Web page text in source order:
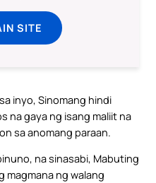
SITE
inyo, Sinomang hindi
na gaya ng isang maliit na
sa anomang paraan.
na sinasabi, Mabuting
magmana ng walang